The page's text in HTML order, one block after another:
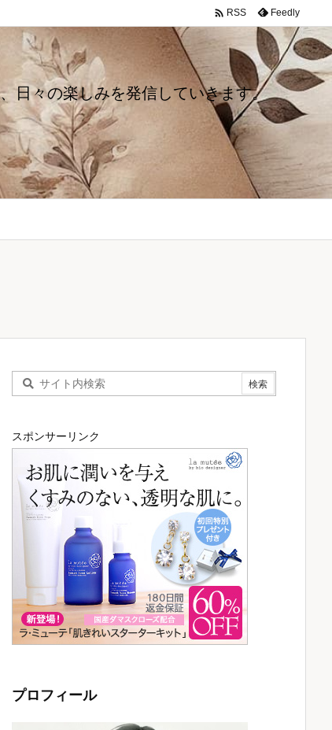
日々の楽しみを発信していきます。
 RSS Feedly
スポンサーリンク
プロフィール